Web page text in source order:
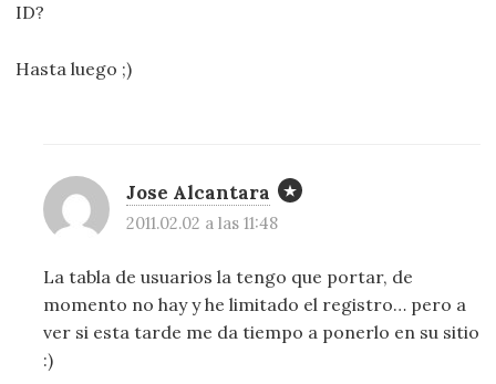
ID?
Hasta luego ;)
Jose Alcantara
2011.02.02 a las 11:48
La tabla de usuarios la tengo que portar, de
momento no hay y he limitado el registro… pero a
ver si esta tarde me da tiempo a ponerlo en su sitio
:)